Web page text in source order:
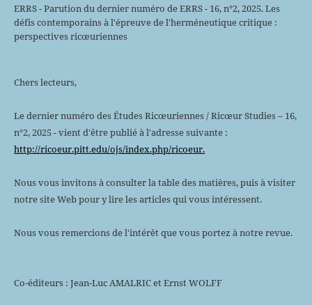
ERRS - Parution du dernier numéro de ERRS - 16, n°2, 2025. Les
défis contemporains à l'épreuve de l'herméneutique critique :
perspectives ricœuriennes
Chers lecteurs,
Le dernier numéro des Études Ricœuriennes / Ricœur Studies – 16,
n°2, 2025 - vient d'être publié à l'adresse suivante :
http://ricoeur.pitt.edu/ojs/index.php/ricoeur.
Nous vous invitons à consulter la table des matières, puis à visiter
notre site Web pour y lire les articles qui vous intéressent.
Nous vous remercions de l'intérêt que vous portez à notre revue.
Co-éditeurs : Jean-Luc AMALRIC et Ernst WOLFF